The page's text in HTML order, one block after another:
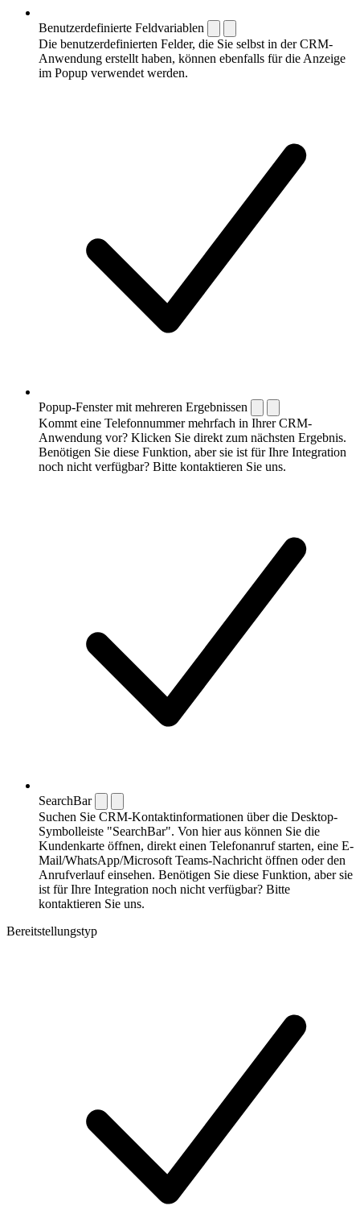
Benutzerdefinierte Feldvariablen
Die benutzerdefinierten Felder, die Sie selbst in der CRM-
Anwendung erstellt haben, können ebenfalls für die Anzeige
im Popup verwendet werden.
Popup-Fenster mit mehreren Ergebnissen
Kommt eine Telefonnummer mehrfach in Ihrer CRM-
Anwendung vor? Klicken Sie direkt zum nächsten Ergebnis.
Benötigen Sie diese Funktion, aber sie ist für Ihre Integration
noch nicht verfügbar? Bitte kontaktieren Sie uns.
SearchBar
Suchen Sie CRM-Kontaktinformationen über die Desktop-
Symbolleiste "SearchBar". Von hier aus können Sie die
Kundenkarte öffnen, direkt einen Telefonanruf starten, eine E-
Mail/WhatsApp/Microsoft Teams-Nachricht öffnen oder den
Anrufverlauf einsehen. Benötigen Sie diese Funktion, aber sie
ist für Ihre Integration noch nicht verfügbar? Bitte
kontaktieren Sie uns.
Bereitstellungstyp